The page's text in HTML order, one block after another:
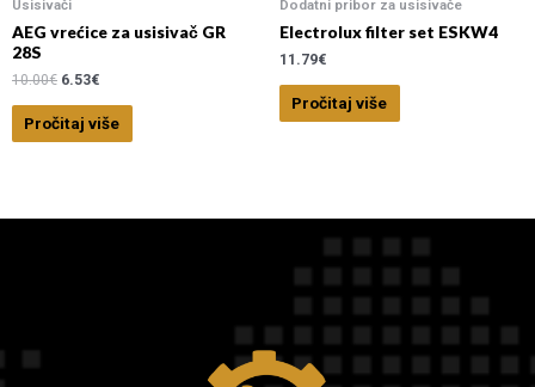
Usisivači
AEG vrećice za usisivač GR
28S
10.00€ 6.53€
Pročitaj više
Dodatni pribor za usisivače
Electrolux filter set ESKW4
11.79€
Pročitaj više